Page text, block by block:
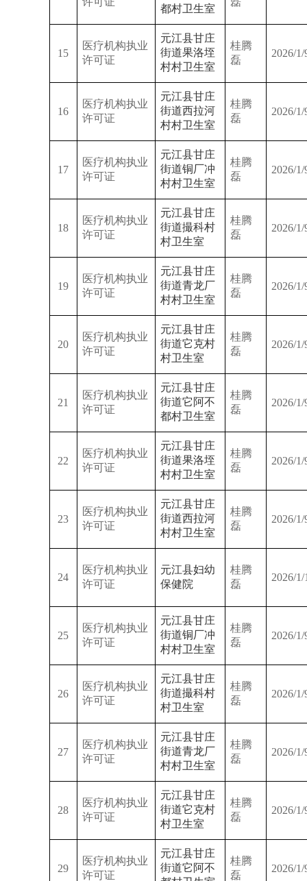
都村卫生室
15
医疗机构执业
许可证
元江县甘庄
街道果洛垤
村村卫生室
桂腾
磊
2026/1/
16
医疗机构执业
许可证
元江县甘庄
街道西拉河
村村卫生室
桂腾
磊
2026/1/
17
医疗机构执业
许可证
元江县甘庄
街道铜厂冲
村村卫生室
桂腾
磊
2026/1/
18
医疗机构执业
许可证
元江县甘庄
街道撮科村
村卫生室
桂腾
磊
2026/1/
19
医疗机构执业
许可证
元江县甘庄
街道青龙厂
村村卫生室
桂腾
磊
2026/1/
20
医疗机构执业
许可证
元江县甘庄
街道它克村
村卫生室
桂腾
磊
2026/1/
21
医疗机构执业
许可证
元江县甘庄
街道它阿不
都村卫生室
桂腾
磊
2026/1/
22
医疗机构执业
许可证
元江县甘庄
街道果洛垤
村村卫生室
桂腾
磊
2026/1/
23
医疗机构执业
许可证
元江县甘庄
街道西拉河
村村卫生室
桂腾
磊
2026/1/
24
医疗机构执业
许可证
元江县妇幼
保健院
桂腾
磊
2026/1/
25
医疗机构执业
许可证
元江县甘庄
街道铜厂冲
村村卫生室
桂腾
磊
2026/1/
26
医疗机构执业
许可证
元江县甘庄
街道撮科村
村卫生室
桂腾
磊
2026/1/
27
医疗机构执业
许可证
元江县甘庄
街道青龙厂
村村卫生室
桂腾
磊
2026/1/
28
医疗机构执业
许可证
元江县甘庄
街道它克村
村卫生室
桂腾
磊
2026/1/
29
医疗机构执业
许可证
元江县甘庄
街道它阿不
桂腾
磊
2026/1/